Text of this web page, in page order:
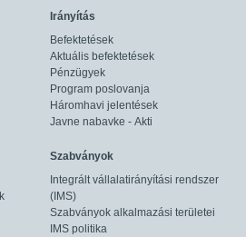
Irányítás
Befektetések
Aktuális befektetések
Pénzügyek
Program poslovanja
Háromhavi jelentések
Javne nabavke - Akti
Szabványok
Integrált vállalatirányítási rendszer
(IMS)
Szabványok alkalmazási területei
IMS politika